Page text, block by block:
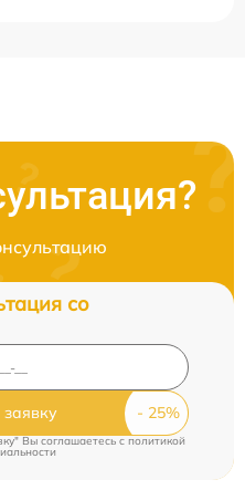
со
заявку
Вы соглашаетесь c политикой